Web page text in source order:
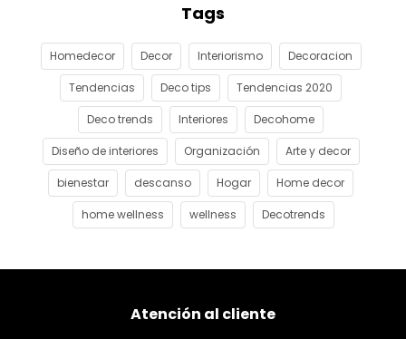
Tags
Homedecor Decor Interiorismo Decoracion
Tendencias Deco tips Tendencias 2020
Deco trends Interiores Decohome
Diseño de interiores Organización Arte y decor
bienestar descanso Hogar Home decor
home wellness wellness Decotrends
Atención al cliente